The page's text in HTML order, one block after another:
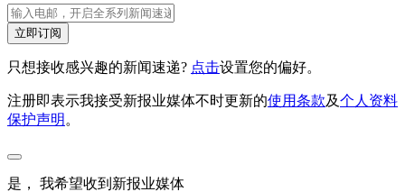
立即订阅
只想接收感兴趣的新闻速递? 点击设置您的偏好。
注册即表示我接受新报业媒体不时更新的使用条款及个人资料
保护声明 。
是， 我希望收到新报业媒体